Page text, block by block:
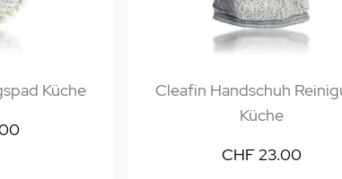
Küche
Cleafin Handschuh
Küche
CHF 23.00